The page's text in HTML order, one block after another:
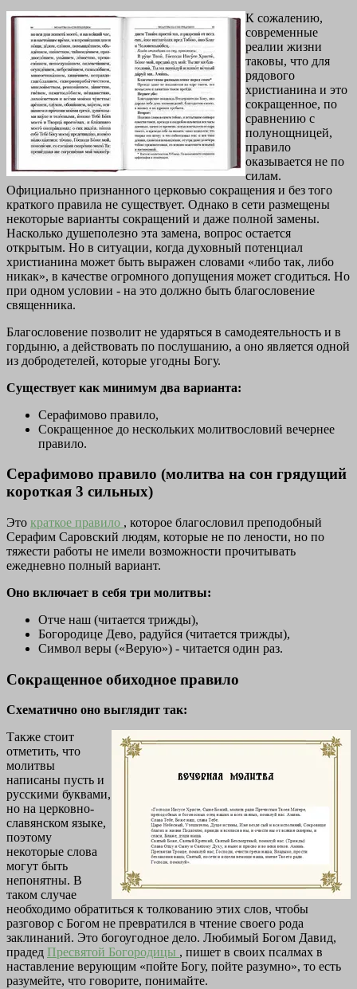
К сожалению,
современные
реалии жизни
таковы, что для
рядового
христианина и это
сокращенное, по
сравнению с
полунощницей,
правило
оказывается не по
силам.
Официально признанного церковью сокращения и без того
краткого правила не существует. Однако в сети размещены
некоторые варианты сокращений и даже полной замены.
Насколько душеполезно эта замена, вопрос остается
открытым. Но в ситуации, когда духовный потенциал
христианина может быть выражен словами «либо так, либо
никак», в качестве огромного допущения может сгодиться. Но
при одном условии - на это должно быть благословение
священника.
Благословение позволит не ударяться в самодеятельность и в
гордыню, а действовать по послушанию, а оно является одной
из добродетелей, которые угодны Богу.
Существует как минимум два варианта:
Серафимово правило,
Сокращенное до нескольких молитвословий вечернее
правило.
Серафимово правило (молитва на сон грядущий
короткая 3 сильных)
Это краткое правило , которое благословил преподобный
Серафим Саровский людям, которые не по лености, но по
тяжести работы не имели возможности прочитывать
ежедневно полный вариант.
Оно включает в себя три молитвы:
Отче наш (читается трижды),
Богородице Дево, радуйся (читается трижды),
Символ веры («Верую») - читается один раз.
Сокращенное обиходное правило
Схематично оно выглядит так:
Также стоит
отметить, что
молитвы
написаны пусть и
русскими буквами,
но на церковно-
славянском языке,
поэтому
некоторые слова
могут быть
непонятны. В
таком случае
необходимо обратиться к толкованию этих слов, чтобы
разговор с Богом не превратился в чтение своего рода
заклинаний. Это богоугодное дело. Любимый Богом Давид,
прадед Пресвятой Богородицы , пишет в своих псалмах в
наставление верующим «пойте Богу, пойте разумно», то есть
разумейте, что говорите, понимайте.